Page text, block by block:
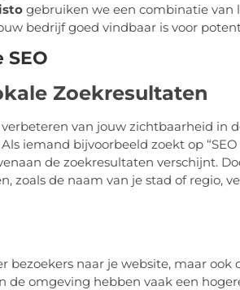
gebruiken we een combinatie van
bedrijf goed vindbaar is voor
SEO
Zoekresultaten
van jouw zichtbaarheid in
iemand bijvoorbeeld zoekt op “SEO
de zoekresultaten verschijnt.
zoals de naam van je stad of regio,
bezoekers naar je website, maar ook
de omgeving hebben vaak een